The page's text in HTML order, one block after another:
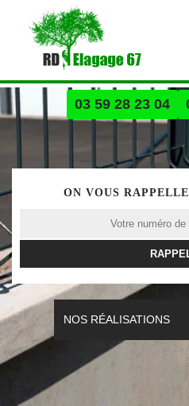
03 59 28 23 04
ON VOUS
NOS RÉALISATIONS